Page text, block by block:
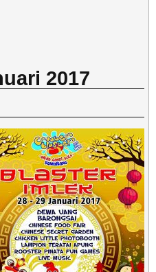
2017